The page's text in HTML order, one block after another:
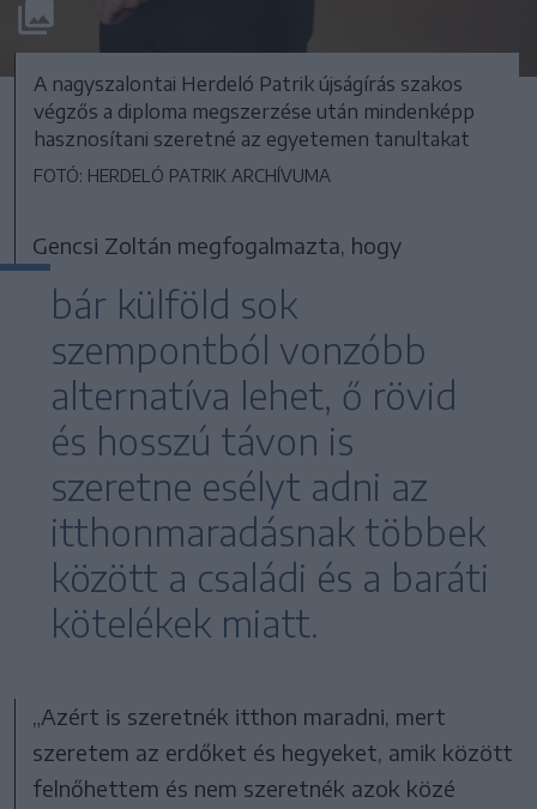
A nagyszalontai Herdeló Patrik újságírás szakos
végzős a diploma megszerzése után mindenképp
hasznosítani szeretné az egyetemen tanultakat
FOTÓ: HERDELÓ PATRIK ARCHÍVUMA
Gencsi Zoltán megfogalmazta, hogy
bár külföld sok
szempontból vonzóbb
alternatíva lehet, ő rövid
és hosszú távon is
szeretne esélyt adni az
itthonmaradásnak többek
között a családi és a baráti
kötelékek miatt.
„Azért is szeretnék itthon maradni, mert
szeretem az erdőket és hegyeket, amik között
felnőhettem és nem szeretnék azok közé